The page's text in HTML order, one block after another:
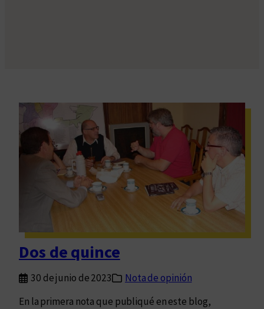
Dos de quince
30 de junio de 2023
Nota de opinión
En la primera nota que publiqué en este blog,